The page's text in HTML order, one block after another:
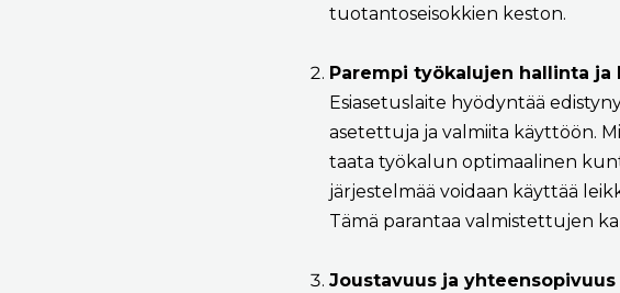
tuotantoseisokkien keston.
Parempi työkalujen hallinta ja
Esiasetuslaite hyödyntää
asetettuja ja valmiita käyttöön.
taata työkalun optimaalinen
järjestelmää voidaan käyttää
Tämä parantaa valmistettujen
Joustavuus ja yhteensopivuus